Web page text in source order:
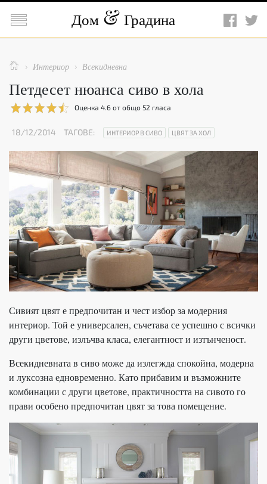
 Дом Градина
  Интериор  Всекидневна
Петдесет нюанса сиво в хола
Оценка 4.6 от общо 52 гласа
18/12/2014 ТАГОВЕ: ИНТЕРИОР В СИВО ЦВЯТ ЗА ХОЛ
Сивият цвят е предпочитан и чест избор за модерния
интериор. Той е универсален, съчетава се успешно с всички
други цветове, излъчва класа, елегантност и изтънченост.
Всекидневната в сиво може да излегжда спокойна, модерна
и луксозна едновременно. Като прибавим и възможните
комбинации с други цветове, практичността на сивото го
прави особено предпочитан цвят за това помещение.